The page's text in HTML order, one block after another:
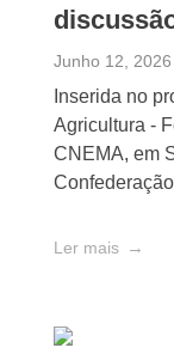
Junho 12, 2026
Inserida no
Agricultura -
CNEMA, em
Ler mais